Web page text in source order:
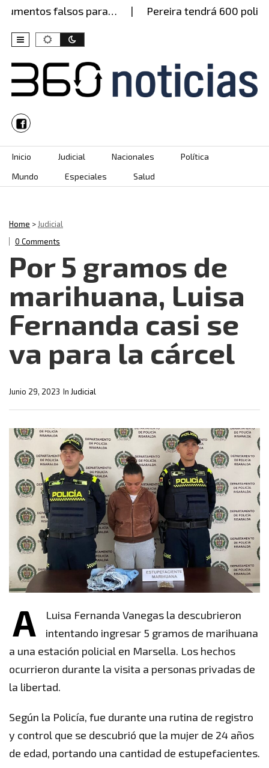
falsos para… Pereira tendrá 600
Skip to content
Inicio Judicial Nacionales
Política
Mundo
Especiales Salud
Home >Judicial
0 Comments
Por 5 gramos de
marihuana, Luisa
Fernanda casi se
va para la cárcel
In Judicial
Junio 29, 2023
A
Luisa Fernanda Vanegas la descubrieron
intentando ingresar 5 gramos de marihuana
a una estación policial en Marsella. Los hechos
ocurrieron durante la visita a personas privadas de
la libertad.
Según la Policía, fue durante una rutina de registro
y control que se descubrió que la mujer de 24 años
de edad, portando una cantidad de estupefacientes.